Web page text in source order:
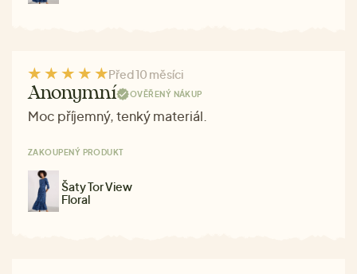
Před 10 měsíci
Anonymní OVĚŘENÝ NÁKUP
Moc příjemný, tenký materiál.
ZAKOUPENÝ PRODUKT
Šaty Tor View
Floral